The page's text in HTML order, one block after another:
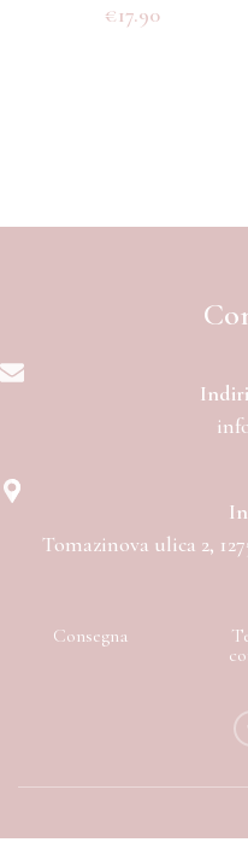
€17.90
Tomazinova ulica 2,
Consegna